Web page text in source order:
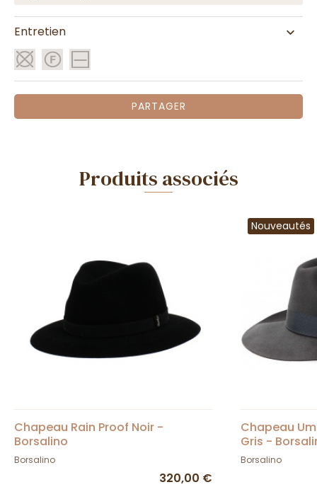
Entretien
PARTAGER
Produits associés
Chapeau Rain Proof Noir -
Borsalino
Borsalino
320,00 €
Nouveautés
Chapeau
Gris -
Borsalino